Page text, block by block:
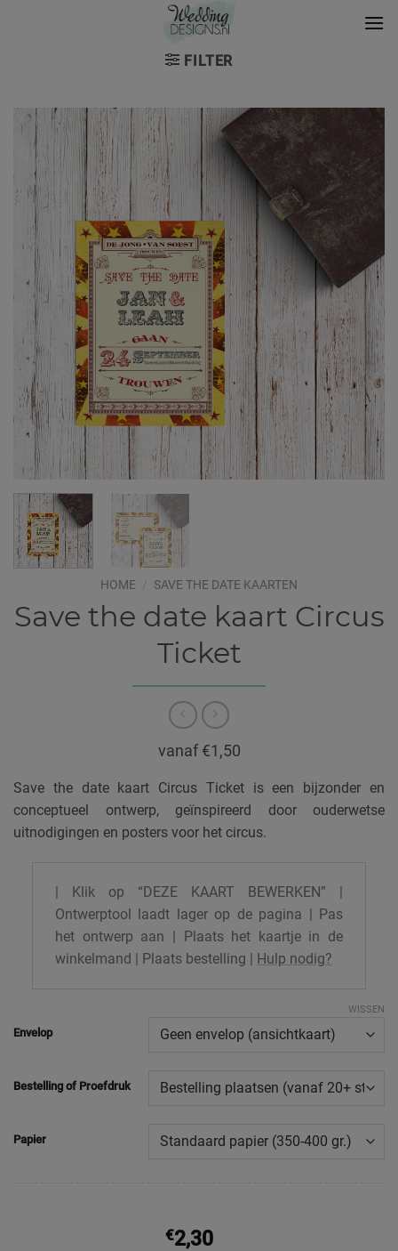
FILTER
HOME / SAVE THE DATE KAARTEN
Save the date kaart Circus
Ticket
vanaf €1,50
Save the date kaart Circus Ticket is een bijzonder en
conceptueel ontwerp, geïnspireerd door ouderwetse
uitnodigingen en posters voor het circus.
| Klik op “DEZE KAART BEWERKEN” |
Ontwerptool laadt lager op de pagina | Pas
het ontwerp aan | Plaats het kaartje in de
winkelmand | Plaats bestelling |
Hulp nodig?
Envelop
Bestelling of Proefdruk
Papier
WISSEN
€2,30